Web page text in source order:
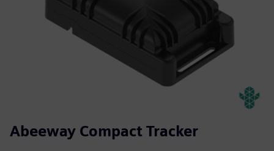
Abeeway Compact Tracker